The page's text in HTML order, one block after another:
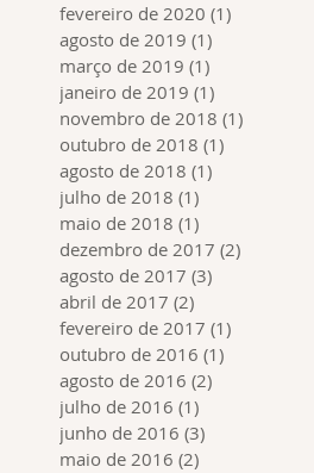
fevereiro de 2020 (1)
agosto de 2019 (1)
março de 2019 (1)
janeiro de 2019 (1)
novembro de 2018 (1)
outubro de 2018 (1)
agosto de 2018 (1)
julho de 2018 (1)
maio de 2018 (1)
dezembro de 2017 (2)
agosto de 2017 (3)
abril de 2017 (2)
fevereiro de 2017 (1)
outubro de 2016 (1)
agosto de 2016 (2)
julho de 2016 (1)
junho de 2016 (3)
maio de 2016 (2)